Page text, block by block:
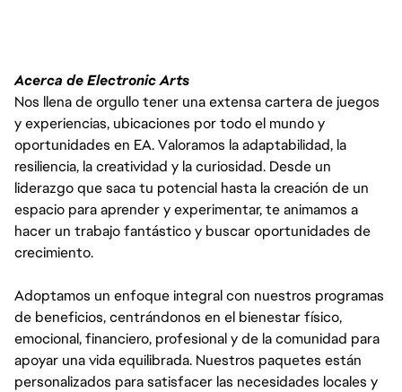
Acerca de Electronic Arts
Nos llena de orgullo tener una extensa cartera de juegos
y experiencias, ubicaciones por todo el mundo y
oportunidades en EA. Valoramos la adaptabilidad, la
resiliencia, la creatividad y la curiosidad. Desde un
liderazgo que saca tu potencial hasta la creación de un
espacio para aprender y experimentar, te animamos a
hacer un trabajo fantástico y buscar oportunidades de
crecimiento.
Adoptamos un enfoque integral con nuestros programas
de beneficios, centrándonos en el bienestar físico,
emocional, financiero, profesional y de la comunidad para
apoyar una vida equilibrada. Nuestros paquetes están
personalizados para satisfacer las necesidades locales y